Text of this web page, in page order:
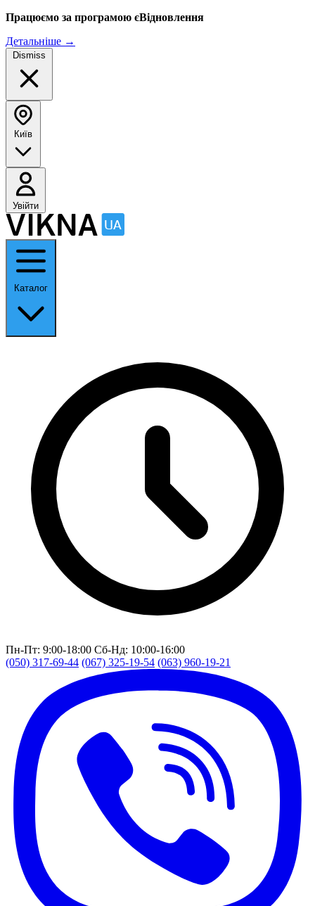
Працюємо за програмою єВідновлення
Детальніше →
Dismiss
Київ
Увійти
Каталог
Пн-Пт: 9:00-18:00 Сб-Нд: 10:00-16:00
(050) 317-69-44 (067) 325-19-54 (063) 960-19-21